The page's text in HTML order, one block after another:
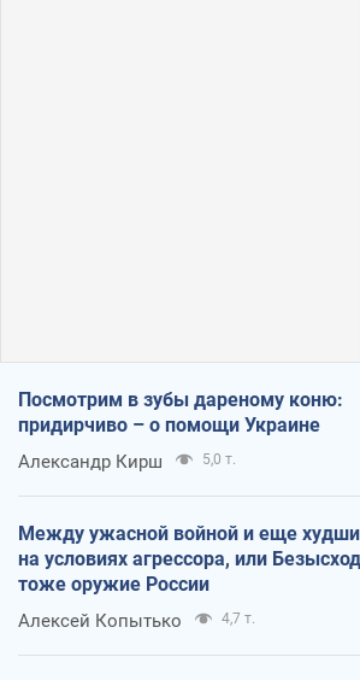
Посмотрим в зубы дареному коню:
придирчиво – о помощи Украине
Александр Кирш 5,0 т.
Между ужасной войной и еще
на условиях агрессора, или
тоже оружие России
Алексей Копытько 4,7 т.